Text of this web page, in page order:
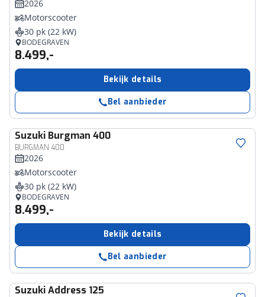
2026
Motorscooter
30 pk (22 kW)
BODEGRAVEN
8.499,-
Bekijk details
Bel aanbieder
Suzuki Burgman 400
BURGMAN 400
2026
Motorscooter
30 pk (22 kW)
BODEGRAVEN
8.499,-
Bekijk details
Bel aanbieder
SuzukiAddress 125